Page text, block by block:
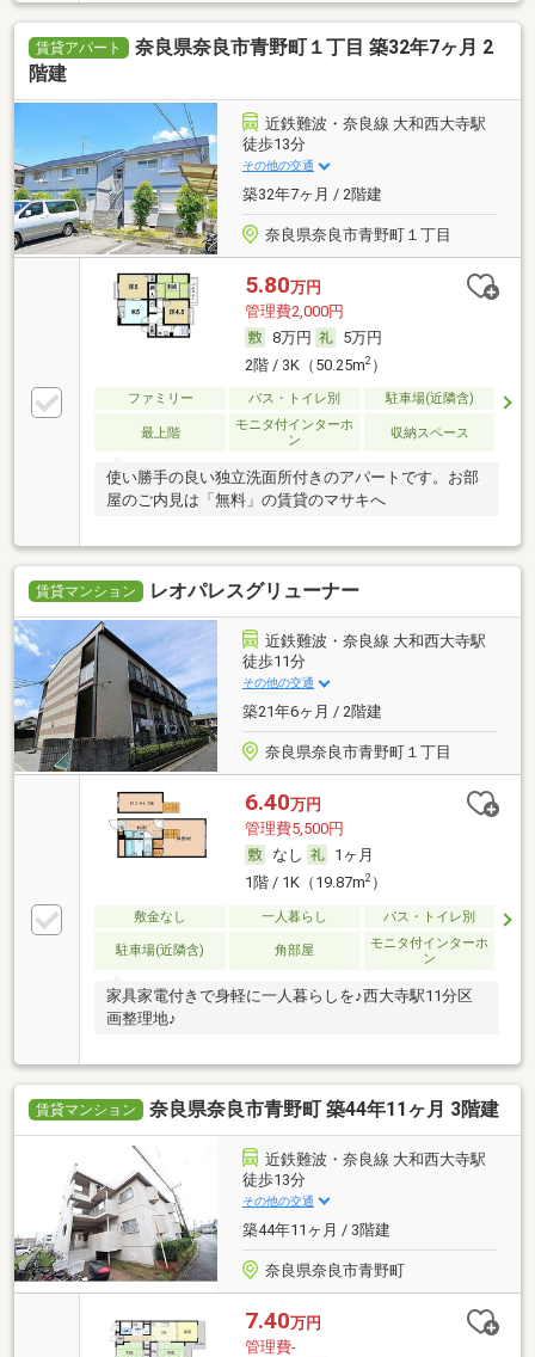
賃貸アパート
奈良県奈良市青野町１丁目 築32年7ヶ月 2
階建
近鉄難波・奈良線 大和西大寺駅
徒歩13分
その他の交通
築32年7ヶ月 / 2階建
奈良県奈良市青野町１丁目
5.80万円
管理費2,000円
8万円
5万円
2階 / 3K（50.25m2）
ファミリー バス・トイレ別 駐車場(近隣含)
最上階
モニタ付インターホ
ン
収納スペース
使い勝手の良い独立洗面所付きのアパートです。お部
屋のご内見は「無料」の賃貸のマサキへ
賃貸マンション レオパレスグリューナー
近鉄難波・奈良線 大和西大寺駅
徒歩11分
その他の交通
築21年6ヶ月 / 2階建
奈良県奈良市青野町１丁目
6.40万円
管理費5,500円
なし
1ヶ月
1階 / 1K（19.87m2）
敷金なし 一人暮らし バス・トイレ別
駐車場(近隣含) 角部屋
モニタ付インターホ
ン
家具家電付きで身軽に一人暮らしを♪西大寺駅11分区
画整理地♪
賃貸マンション 奈良県奈良市青野町 築44年11ヶ月 3階建
近鉄難波・奈良線 大和西大寺駅
徒歩13分
その他の交通
築44年11ヶ月 / 3階建
奈良県奈良市青野町
7.40万円
管理費-